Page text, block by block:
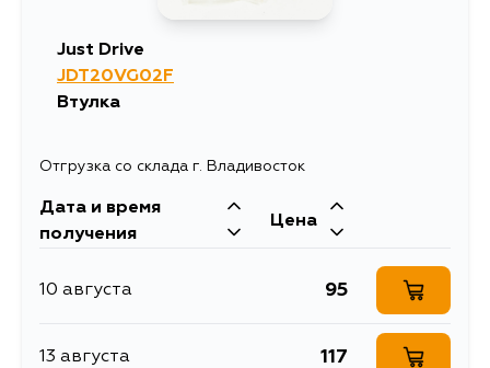
Just Drive
JDT20VG02F
Втулка
Отгрузка со склада г. Владивосток
Дата и время
получения
Цена
10 августа 95
13 августа 117